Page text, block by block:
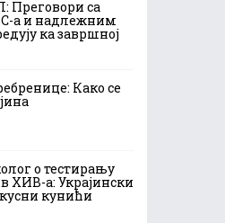
Преговори са
а и надлежним
ка завршној
Како се
о тестирању
ХИВ-а: Украјински
кунићи